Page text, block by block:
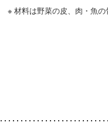
※ 材料は野菜の皮、肉・魚